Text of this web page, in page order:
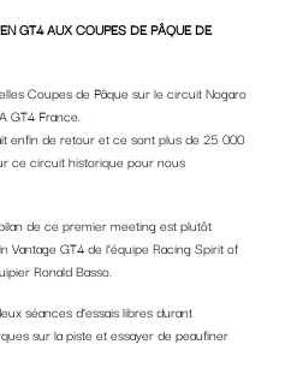
GT4 AUX COUPES DE PÂQUE DE
Coupes de Pâque sur le circuit Nogaro
GT4 France.
enfin de retour et ce sont plus de 25 000
ce circuit historique pour nous
de ce premier meeting est plutôt
Vantage GT4 de l’équipe Racing Spirit of
Ronald Basso.
séances d’essais libres durant
sur la piste et essayer de peaufiner